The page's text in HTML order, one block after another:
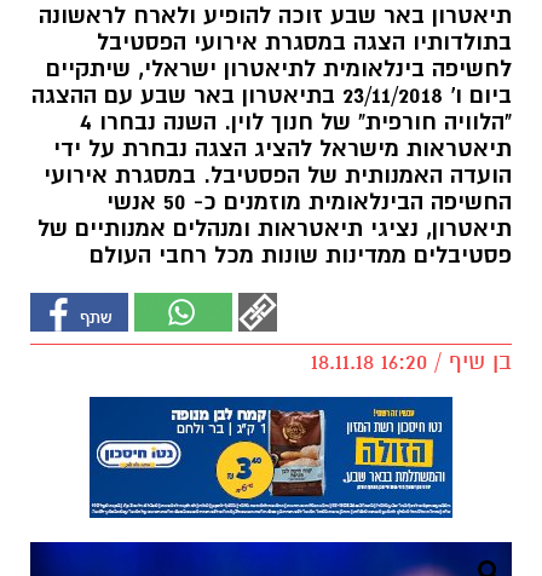
תיאטרון באר שבע זוכה להופיע ולארח לראשונה
בתולדותיו הצגה במסגרת אירועי הפסטיבל
לחשיפה בינלאומית לתיאטרון ישראלי, שיתקיים
ביום ו' 23/11/2018 בתיאטרון באר שבע עם ההצגה
"הלוויה חורפית" של חנוך לוין. השנה נבחרו 4
תיאטראות מישראל להציג הצגה נבחרת על ידי
הועדה האמנותית של הפסטיבל. במסגרת אירועי
החשיפה הבינלאומית מוזמנים כ- 50 אנשי
תיאטרון, נציגי תיאטראות ומנהלים אמנותיים של
פסטיבלים ממדינות שונות מכל רחבי העולם
בן שיף / 16:20 18.11.18